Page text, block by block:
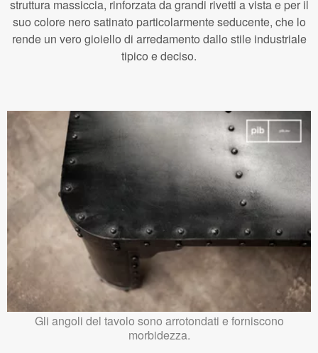
struttura massiccia, rinforzata da grandi rivetti a vista e per il
suo colore nero satinato particolarmente seducente, che lo
rende un vero gioiello di arredamento dallo stile industriale
tipico e deciso.
Gli angoli del tavolo sono arrotondati e forniscono
morbidezza.